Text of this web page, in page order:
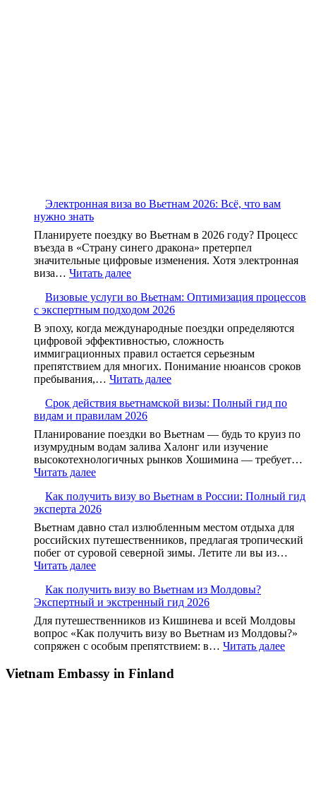
Электронная виза во Вьетнам 2026: Всё, что вам
нужно знать
Планируете поездку во Вьетнам в 2026 году? Процесс
въезда в «Страну синего дракона» претерпел
значительные цифровые изменения. Хотя электронная
виза… Читать далее
Визовые услуги во Вьетнам: Оптимизация процессов
с экспертным подходом 2026
В эпоху, когда международные поездки определяются
цифровой эффективностью, сложность
иммиграционных правил остается серьезным
препятствием для многих. Понимание нюансов сроков
пребывания,… Читать далее
Срок действия вьетнамской визы: Полный гид по
видам и правилам 2026
Планирование поездки во Вьетнам — будь то круиз по
изумрудным водам залива Халонг или изучение
высокотехнологичных рынков Хошимина — требует…
Читать далее
Как получить визу во Вьетнам в России: Полный гид
эксперта 2026
Вьетнам давно стал излюбленным местом отдыха для
российских путешественников, предлагая тропический
побег от суровой северной зимы. Летите ли вы из…
Читать далее
Как получить визу во Вьетнам из Молдовы?
Экспертный и экстренный гид 2026
Для путешественников из Кишинева и всей Молдовы
вопрос «Как получить визу во Вьетнам из Молдовы?»
сопряжен с особым препятствием: в… Читать далее
Vietnam Embassy in Finland